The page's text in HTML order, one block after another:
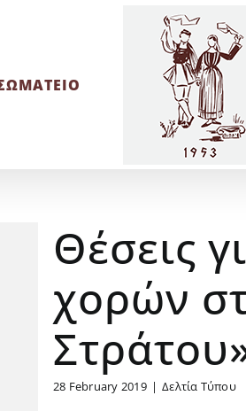
Θέσεις
χορών
28 February 2019 | Δελτία Τύπου